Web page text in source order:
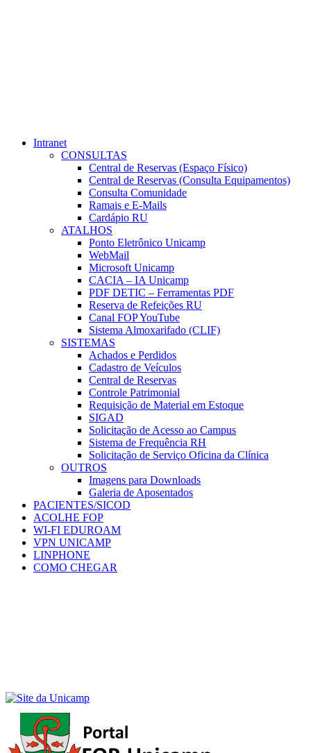
Intranet
CONSULTAS
Central de Reservas (Espaço Físico)
Central de Reservas (Consulta Equipamentos)
Consulta Comunidade
Ramais e E-Mails
Cardápio RU
ATALHOS
Ponto Eletrônico Unicamp
WebMail
Microsoft Unicamp
CACIA – IA Unicamp
PDF DETIC – Ferramentas PDF
Reserva de Refeições RU
Canal FOP YouTube
Sistema Almoxarifado (CLIF)
SISTEMAS
Achados e Perdidos
Cadastro de Veículos
Central de Reservas
Controle Patrimonial
Requisição de Material em Estoque
SIGAD
Solicitação de Acesso ao Campus
Sistema de Frequência RH
Solicitação de Serviço Oficina da Clínica
OUTROS
Imagens para Downloads
Galeria de Aposentados
PACIENTES/SICOD
ACOLHE FOP
WI-FI EDUROAM
VPN UNICAMP
LINPHONE
COMO CHEGAR